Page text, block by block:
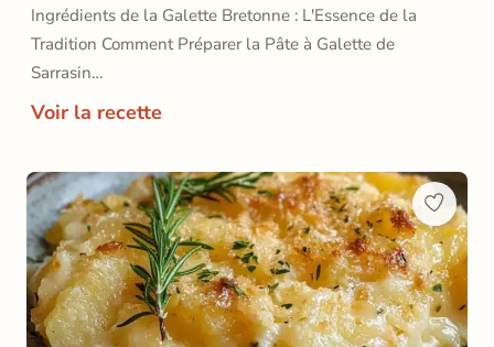
Ingrédients de la Galette Bretonne : L'Essence de la
Tradition Comment Préparer la Pâte à Galette de
Sarrasin…
Voir la recette